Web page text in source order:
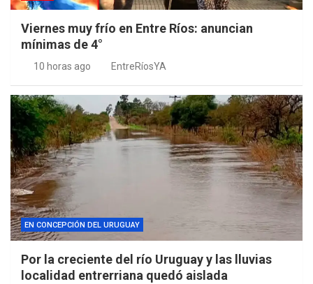
Viernes muy frío en Entre Ríos: anuncian
mínimas de 4°
10 horas ago EntreRíosYA
EN CONCEPCIÓN DEL URUGUAY
Por la creciente del río Uruguay y las lluvias
localidad entrerriana quedó aislada